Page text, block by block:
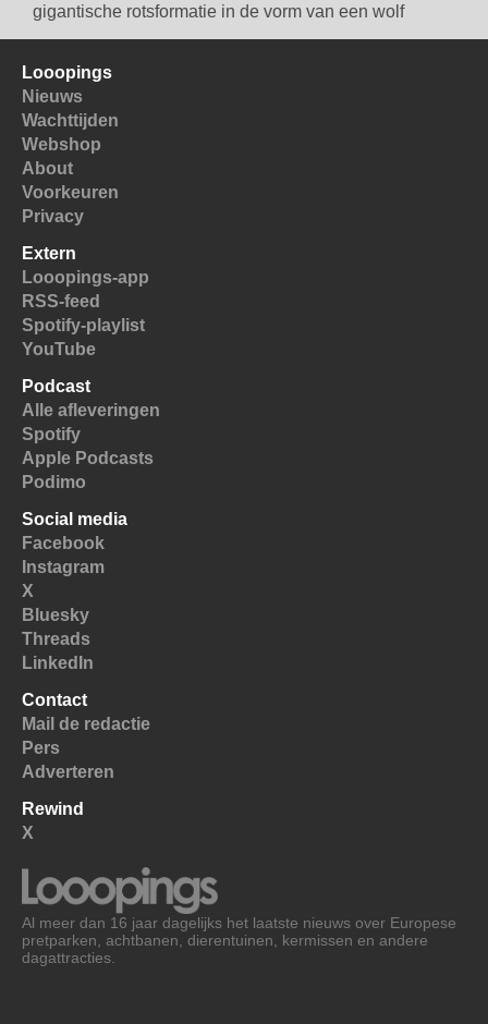
gigantische rotsformatie in de vorm van een wolf
Looopings
Nieuws
Wachttijden
Webshop
About
Voorkeuren
Privacy
Extern
Looopings-app
RSS-feed
Spotify-playlist
YouTube
Podcast
Alle afleveringen
Spotify
Apple Podcasts
Podimo
Social media
Facebook
Instagram
X
Bluesky
Threads
LinkedIn
Contact
Mail de redactie
Pers
Adverteren
Rewind
X
Al meer dan 16 jaar dagelijks het laatste nieuws over Europese
pretparken, achtbanen, dierentuinen, kermissen en andere
dagattracties.